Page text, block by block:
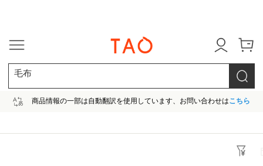
毛布
商品情報の一部は自動翻訳を使用しています、お問い合わせはこちら